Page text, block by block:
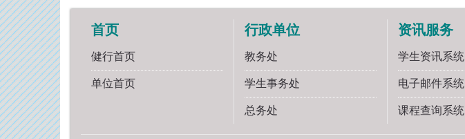
首页
健行首页
单位首页
行政单位
教务处
学生事务处
总务处
资讯服务
学生资讯系统
电子邮件系统
课程查询系统